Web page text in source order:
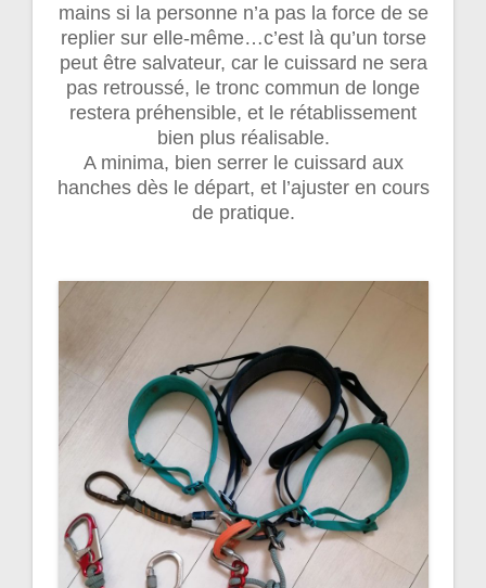
mains si la personne n’a pas la force de se
replier sur elle-même…c’est là qu’un torse
peut être salvateur, car le cuissard ne sera
pas retroussé, le tronc commun de longe
restera préhensible, et le rétablissement
bien plus réalisable.
A minima, bien serrer le cuissard aux
hanches dès le départ, et l’ajuster en cours
de pratique.